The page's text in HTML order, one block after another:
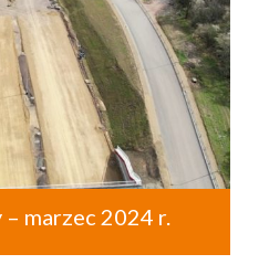
marzec 2024 r.